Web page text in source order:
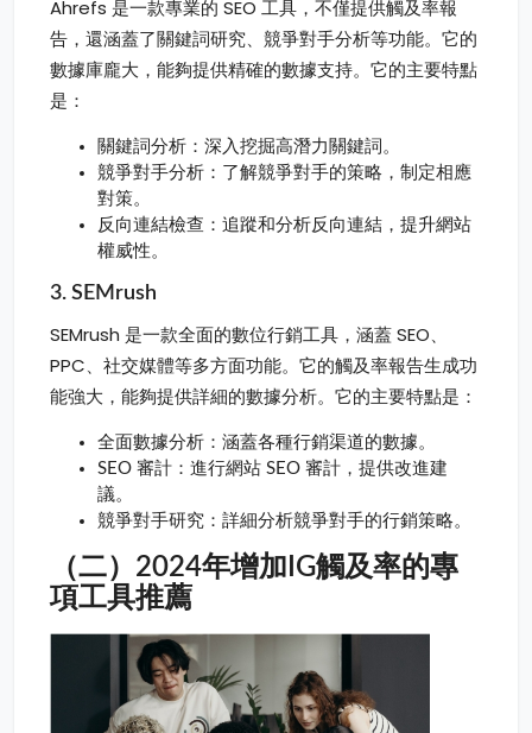
Ahrefs 是一款專業的 SEO 工具，不僅提供觸及率報
告，還涵蓋了關鍵詞研究、競爭對手分析等功能。它的
數據庫龐大，能夠提供精確的數據支持。它的主要特點
是：
關鍵詞分析：深入挖掘高潛力關鍵詞。
競爭對手分析：了解競爭對手的策略，制定相應
對策。
反向連結檢查：追蹤和分析反向連結，提升網站
權威性。
3. SEMrush
SEMrush 是一款全面的數位行銷工具，涵蓋 SEO、
PPC、社交媒體等多方面功能。它的觸及率報告生成功
能強大，能夠提供詳細的數據分析。它的主要特點是：
全面數據分析：涵蓋各種行銷渠道的數據。
SEO 審計：進行網站 SEO 審計，提供改進建
議。
競爭對手研究：詳細分析競爭對手的行銷策略。
（二）2024年增加IG觸及率的專
項工具推薦